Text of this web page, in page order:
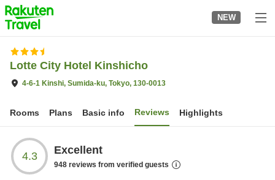
to
top
page
NEW
Lotte City Hotel Kinshicho
4-6-1 Kinshi, Sumida-ku, Tokyo, 130-0013
Rooms Plans Basic info Reviews Highlights
4.3 Excellent
948 reviews from verified guests